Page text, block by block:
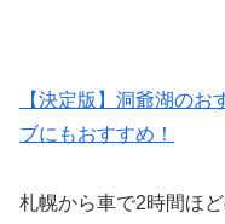
【決定版】洞爺湖の
ブにもおすすめ！
札幌から車で2時間ほ